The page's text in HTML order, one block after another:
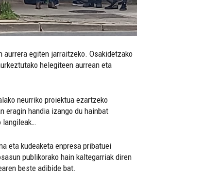
aurrera egiten jarraitzeko. Osakidetzako
helegiteen aurrean eta
neurriko proiektua ezartzeko
eragin handia izango du hainbat
langileak…
eta kudeaketa enpresa pribatuei
publikorako hain kaltegarriak diren
beste adibide bat.